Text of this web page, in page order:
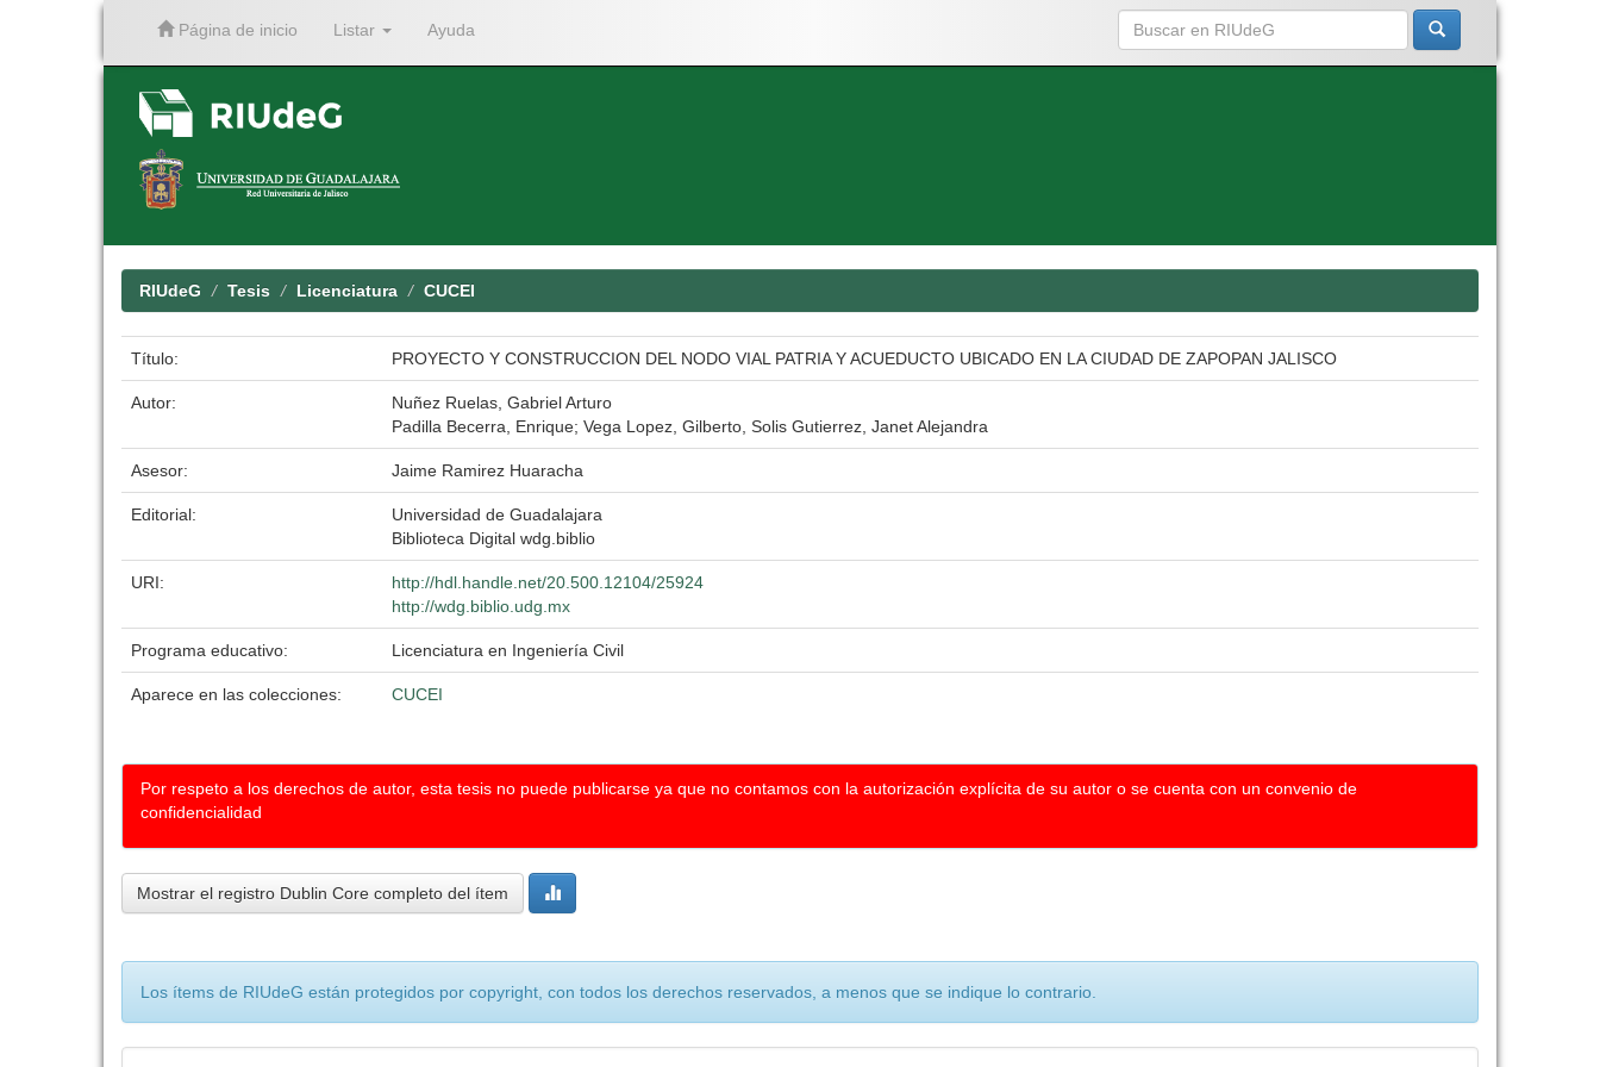
Página de inicio Listar Ayuda
RIUdeG Tesis Licenciatura CUCEI
Título: PROYECTO Y CONSTRUCCION DEL NODO VIAL PATRIA Y ACUEDUCTO UBICADO EN LA CIUDAD DE ZAPOPAN JALISCO
Autor:
Nuñez Ruelas, Gabriel Arturo
Padilla Becerra, Enrique; Vega Lopez, Gilberto, Solis Gutierrez, Janet Alejandra
Asesor: Jaime Ramirez Huaracha
Editorial:
Universidad de Guadalajara
Biblioteca Digital wdg.biblio
URI:
http://hdl.handle.net/20.500.12104/25924
http://wdg.biblio.udg.mx
Programa educativo: Licenciatura en Ingeniería Civil
Aparece en las colecciones: CUCEI
Por respeto a los derechos de autor, esta tesis no puede publicarse ya que no contamos con la autorización explícita de su autor o se cuenta con un convenio de
confidencialidad
Mostrar el registro Dublin Core completo del ítem
Los ítems de RIUdeG están protegidos por copyright, con todos los derechos reservados, a menos que se indique lo contrario.